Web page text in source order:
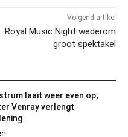
Volgend artikel
Royal Music Night wederom
groot spektakel
laait weer even op;
Venray verlengt